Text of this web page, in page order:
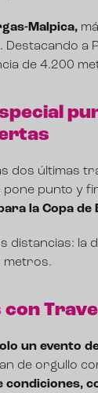
Malpica,
a
de 4.200
dos últimas
punto y
la Copa de
distancias: la
metros.
un evento
de orgullo
condiciones,